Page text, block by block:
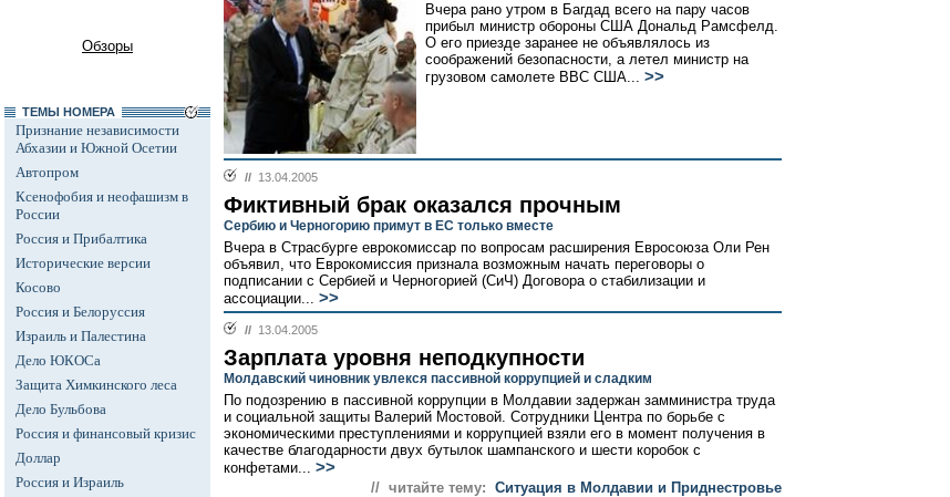
Обзоры
ТЕМЫ НОМЕРА
Признание независимости
Абхазии и Южной Осетии
Автопром
Ксенофобия и неофашизм в
России
Россия и Прибалтика
Исторические версии
Косово
Россия и Белоруссия
Израиль и Палестина
Дело ЮКОСа
Защита Химкинского леса
Дело Бульбова
Россия и финансовый кризис
Доллар
Россия и Израиль
Вчера рано утром в Багдад всего на пару часов
прибыл министр обороны США Дональд Рамсфелд.
О его приезде заранее не объявлялось из
соображений безопасности, а летел министр на
грузовом самолете ВВС США... >>
// 13.04.2005
Фиктивный брак оказался прочным
Сербию и Черногорию примут в ЕС только вместе
Вчера в Страсбурге еврокомиссар по вопросам расширения Евросоюза Оли Рен
объявил, что Еврокомиссия признала возможным начать переговоры о
подписании с Сербией и Черногорией (СиЧ) Договора о стабилизации и
ассоциации... >>
// 13.04.2005
Зарплата уровня неподкупности
Молдавский чиновник увлекся пассивной коррупцией и сладким
По подозрению в пассивной коррупции в Молдавии задержан замминистра труда
и социальной защиты Валерий Мостовой. Сотрудники Центра по борьбе с
экономическими преступлениями и коррупцией взяли его в момент получения в
качестве благодарности двух бутылок шампанского и шести коробок с
конфетами... >>
// читайте тему: Ситуация в Молдавии и Приднестровье